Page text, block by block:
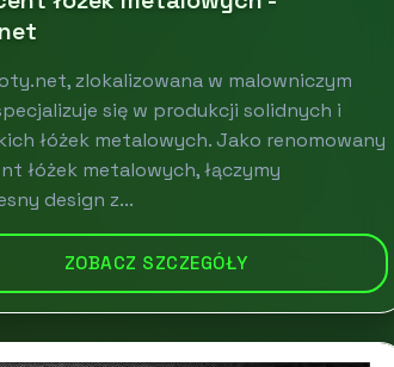
zlokalizowana w malowniczym
się w produkcji solidnych i
łóżek metalowych. Jako renomowany
łóżek metalowych, łączymy
design z...
ZOBACZ SZCZEGÓŁY